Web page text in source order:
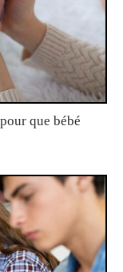
que bébé